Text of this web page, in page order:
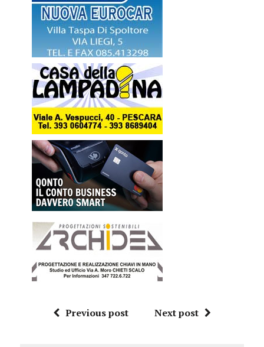
Previous post Next post